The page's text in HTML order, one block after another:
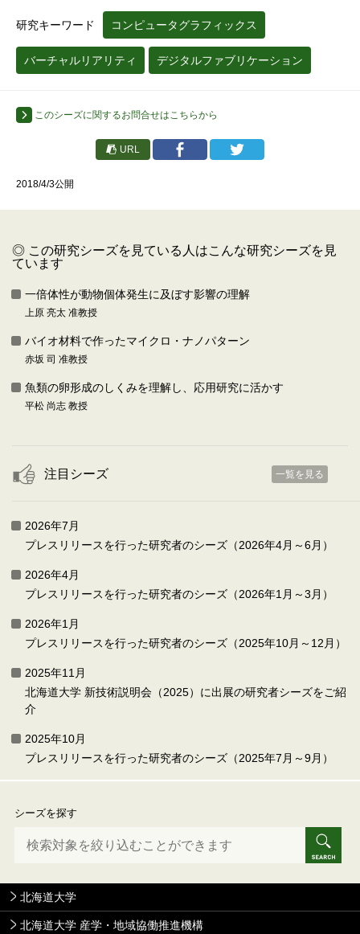
研究キーワード コンピュータグラフィックス
バーチャルリアリティ デジタルファブリケーション
このシーズに関するお問合せはこちらから
URL
2018/4/3公開
◎ この研究シーズを見ている人はこんな研究シーズを見
ています
一倍体性が動物個体発生に及ぼす影響の理解
上原 亮太 准教授
バイオ材料で作ったマイクロ・ナノパターン
赤坂 司 准教授
魚類の卵形成のしくみを理解し、応用研究に活かす
平松 尚志 教授
注目シーズ 一覧を見る
2026年7月
プレスリリースを行った研究者のシーズ（2026年4月～6月）
2026年4月
プレスリリースを行った研究者のシーズ（2026年1月～3月）
2026年1月
プレスリリースを行った研究者のシーズ（2025年10月～12月）
2025年11月
北海道大学 新技術説明会（2025）に出展の研究者シーズをご紹
介
2025年10月
プレスリリースを行った研究者のシーズ（2025年7月～9月）
シーズを探す
北海道大学
北海道大学 産学・地域協働推進機構